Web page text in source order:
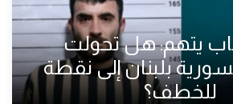
يتهم: هل تحولت
بلبنان إلى نقطة
للخطف؟